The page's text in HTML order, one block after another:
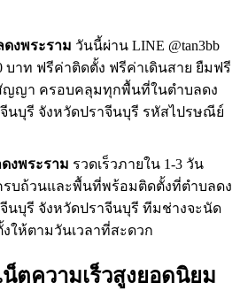
ดงพระราม วันนี้ผ่าน LINE @tan3bb
บาท ฟรีค่าติดตั้ง ฟรีค่าเดินสาย ยืมฟรี
สัญญา ครอบคลุมทุกพื้นที่ในตำบลดง
นบุรี จังหวัดปราจีนบุรี รหัสไปรษณีย์
งพระราม รวดเร็วภายใน 1-3 วัน
รบถ้วนและพื้นที่พร้อมติดตั้งที่ตำบลดง
นบุรี จังหวัดปราจีนบุรี ทีมช่างจะนัด
ให้ตามวันเวลาที่สะดวก
น็ตความเร็วสูงยอดนิยม